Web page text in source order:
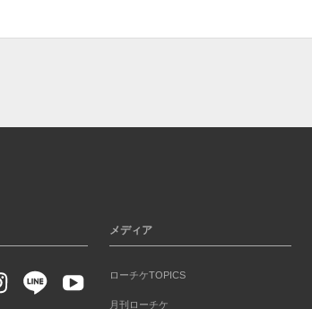
メディア
ローチケTOPICS
月刊ローチケ